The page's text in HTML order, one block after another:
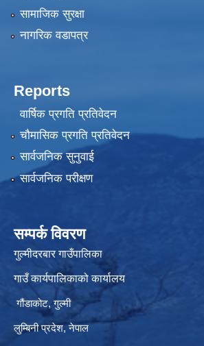
सामाजिक सुरक्षा
नागरिक वडापत्र
Reports
वार्षिक प्रगति प्रतिवेदन
चौमासिक प्रगति प्रतिवेदन
सार्वजनिक सुनुवाई
सार्वजनिक परीक्षण
सम्पर्क विवरण
गुल्मीदरबार गाउँपालिका
गाउँ कार्यपालिकाको कार्यालय
गौंडाकोट, गुल्मी
लुम्बिनी प्रदेश, नेपाल